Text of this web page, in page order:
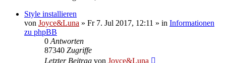
Style installieren
von Joyce&Luna » Fr 7. Jul 2017, 12:11 » in Informationen
zu phpBB
0 Antworten
87340 Zugriffe
Letzter Beitrag von Joyce&Luna